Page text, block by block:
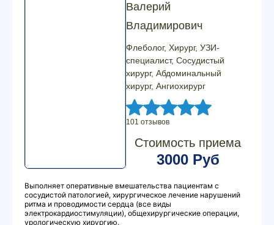
Валерий
Владимирович
Флеболог, Хирург, УЗИ-
специалист, Сосудистый
хирург, Абдоминальный
хирург, Ангиохирург
101 отзывов
Стоимость приема
3000 Руб
Выполняет оперативные вмешательства пациентам с
сосудистой патологией, хирургическое лечение нарушений
ритма и проводимости сердца (все виды
электрокардиостимуляции), общехирургические операции,
урологическую хирургию.